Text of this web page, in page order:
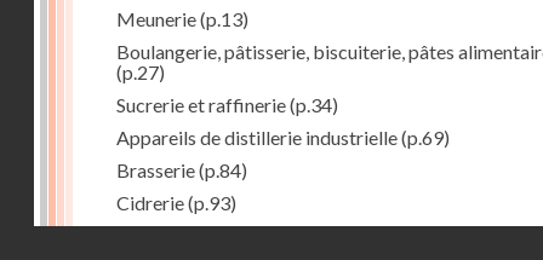
Meunerie(p.13)
Boulangerie, pâtisserie, biscuiterie, pâtes
(p.27)
Sucrerie et raffinerie(p.34)
Appareils de distillerie industrielle(p.69)
Brasserie(p.84)
Cidrerie(p.93)